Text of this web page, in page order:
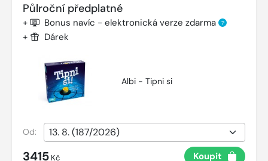
Půlroční předplatné
+ Bonus navíc - elektronická verze zdarma ?
+ Dárek
Albi - Tipni si
Od:
3415 Kč Koupit